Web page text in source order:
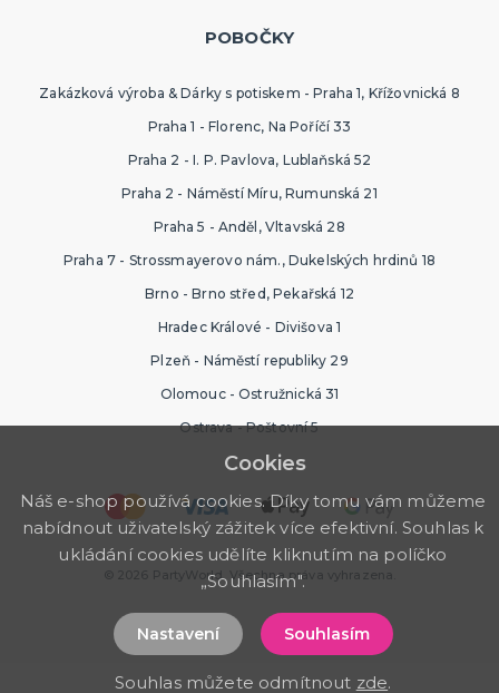
POBOČKY
Zakázková výroba & Dárky s potiskem - Praha 1, Křížovnická 8
Praha 1 - Florenc, Na Poříčí 33
Praha 2 - I. P. Pavlova, Lublaňská 52
Praha 2 - Náměstí Míru, Rumunská 21
Praha 5 - Anděl, Vltavská 28
Praha 7 - Strossmayerovo nám., Dukelských hrdinů 18
Brno - Brno střed, Pekařská 12
Hradec Králové - Divišova 1
Plzeň - Náměstí republiky 29
Olomouc - Ostružnická 31
Ostrava - Poštovní 5
© 2026 PartyWorld. Všechna práva vyhrazena.
Cookies
Náš e-shop používá cookies. Díky tomu vám můžeme
nabídnout uživatelský zážitek více efektivní. Souhlas k
ukládání cookies udělíte kliknutím na políčko
„Souhlasím".
Nastavení Souhlasím
Souhlas můžete odmítnout zde.